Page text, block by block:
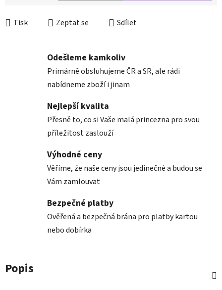
Tisk Zeptat se Sdílet
Odešleme kamkoliv
Primárně obsluhujeme ČR a SR, ale rádi
nabídneme zboží i jinam
Nejlepší kvalita
Přesně to, co si Vaše malá princezna pro svou
příležitost zaslouží
Výhodné ceny
Věříme, že naše ceny jsou jedinečné a budou se
Vám zamlouvat
Bezpečné platby
Ověřená a bezpečná brána pro platby kartou
nebo dobírka
Popis